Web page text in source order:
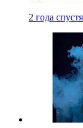
2 года спустя